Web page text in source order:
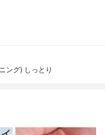
ング) しっとり